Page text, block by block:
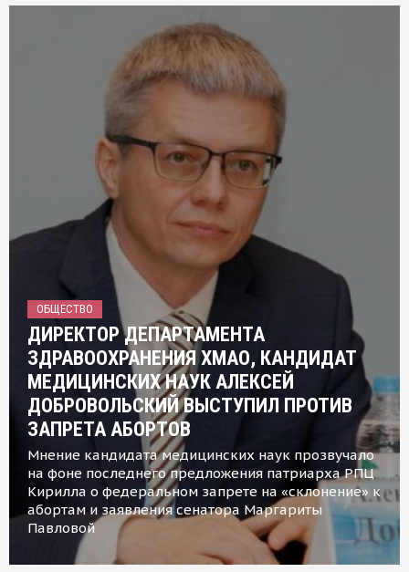
ОБЩЕСТВО
ДИРЕКТОР ДЕПАРТАМЕНТА
ЗДРАВООХРАНЕНИЯ ХМАО, КАНДИДАТ
МЕДИЦИНСКИХ НАУК АЛЕКСЕЙ
ДОБРОВОЛЬСКИЙ ВЫСТУПИЛ ПРОТИВ
ЗАПРЕТА АБОРТОВ
Мнение кандидата медицинских наук прозвучало
на фоне последнего предложения патриарха РПЦ
Кирилла о федеральном запрете на «склонение» к
абортам и заявления сенатора Маргариты
Павловой